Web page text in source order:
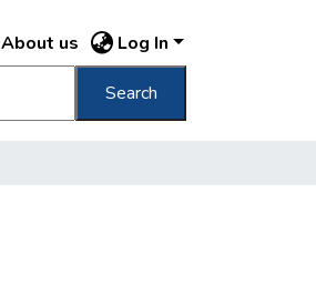
About us Log In
Search